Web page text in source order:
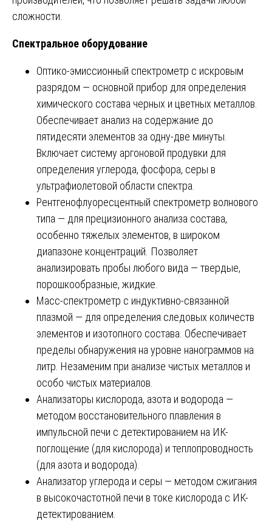
сложности.
Спектральное оборудование
Оптико-эмиссионный спектрометр с искровым
разрядом — основной прибор для определения
химического состава черных и цветных металлов.
Обеспечивает анализ на содержание до
пятидесяти элементов за одну-две минуты.
Включает систему аргоновой продувки для
определения углерода, фосфора, серы в
ультрафиолетовой области спектра.
Рентгенофлуоресцентный спектрометр волнового
типа — для прецизионного анализа состава,
особенно тяжелых элементов, в широком
диапазоне концентраций. Позволяет
анализировать пробы любого вида — твердые,
порошкообразные, жидкие.
Масс-спектрометр с индуктивно-связанной
плазмой — для определения следовых количеств
элементов и изотопного состава. Обеспечивает
пределы обнаружения на уровне нанограммов на
литр. Незаменим при анализе чистых металлов и
особо чистых материалов.
Анализаторы кислорода, азота и водорода —
методом восстановительного плавления в
импульсной печи с детектированием на ИК-
поглощение (для кислорода) и теплопроводность
(для азота и водорода).
Анализатор углерода и серы — методом сжигания
в высокочастотной печи в токе кислорода с ИК-
детектированием.